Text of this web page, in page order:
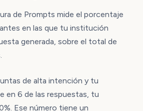
de Prompts mide el porcentaje
en las que tu institución
generada, sobre el total de
de alta intención y tu
en 6 de las respuestas, tu
Ese número tiene un